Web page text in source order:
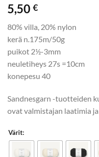
5,50 €
80% villa, 20% nylon
kerä n.175m/50g
puikot 2½-3mm
neuletiheys 27s =10cm
konepesu 40
Sandnesgarn -tuotteiden
ovat valmistajan laatimia
Värit: